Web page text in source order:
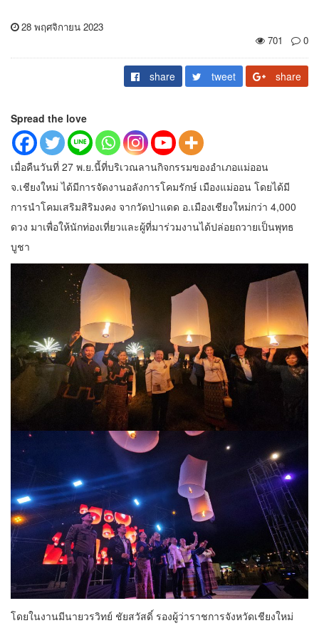
28 พฤศจิกายน 2023
701
0
share tweet share
Spread the love
เมื่อคืนวันที่ 27 พ.ย.นี้ที่บริเวณลานกิจกรรมของอำเภอแม่ออน
จ.เชียงใหม่ ได้มีการจัดงานอลังการโคมรักษ์ เมืองแม่ออน โดยได้มี
การนำโคมเสริมสิริมงคง จากวัดป่าแดด อ.เมืองเชียงใหม่กว่า 4,000
ดวง มาเพื่อให้นักท่องเที่ยวและผู้ที่มาร่วมงานได้ปล่อยถวายเป็นพุทธ
บูชา
โดยในงานมีนายวรวิทย์ ชัยสวัสดิ์ รองผู้ว่าราชการจังหวัดเชียงใหม่